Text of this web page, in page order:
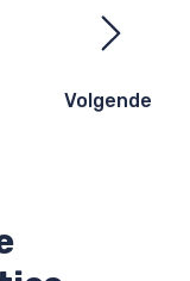
Volgende